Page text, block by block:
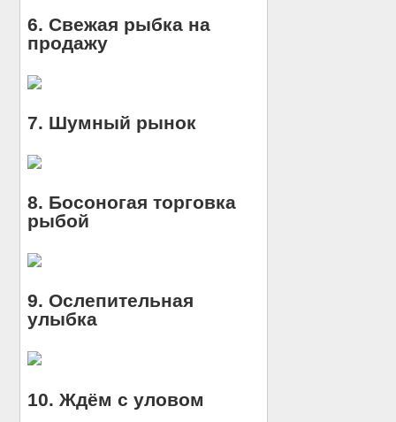
6. Свежая рыбка на
продажу
7. Шумный рынок
8. Босоногая торговка
рыбой
9. Ослепительная
улыбка
10. Ждём с уловом